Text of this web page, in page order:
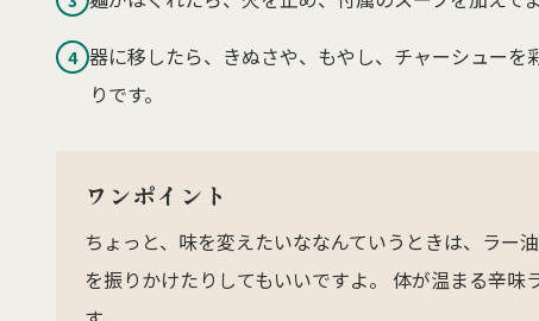
4 器に移したら、きぬさや、もやし、チャーシューを
りです。
ワンポイント
ちょっと、味を変えたいななんていうときは、ラー
を振りかけたりしてもいいですよ。 体が温まる辛味